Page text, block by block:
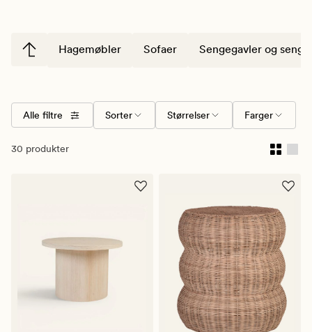
Hagemøbler Sofaer Sengegavler og
Alle filtre Sorter Størrelser Farger
30 produkter